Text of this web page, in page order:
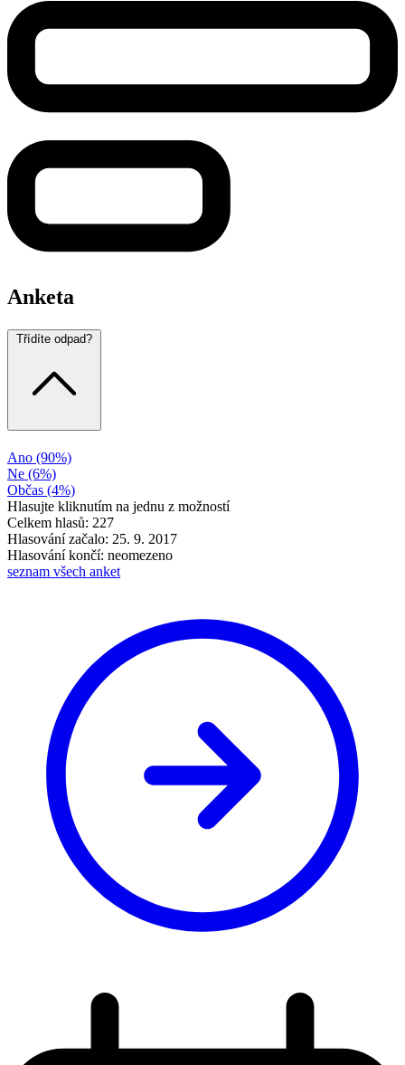
Anketa
Třídíte odpad?
Ano (90%)
Ne (6%)
Občas (4%)
Hlasujte kliknutím na jednu z možností
Celkem hlasů: 227
Hlasování začalo: 25. 9. 2017
Hlasování končí: neomezeno
seznam všech anket